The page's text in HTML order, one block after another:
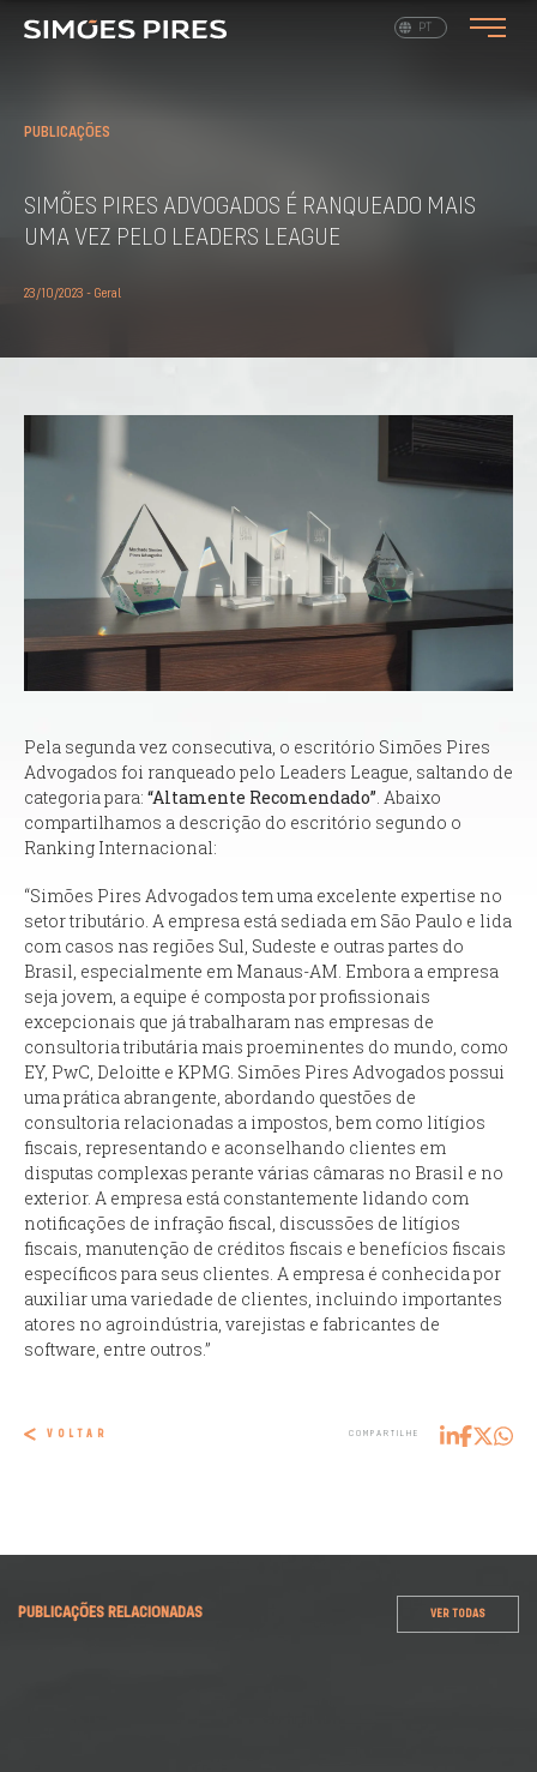
PT
PUBLICAÇÕES
SIMÕES PIRES ADVOGADOS É RANQUEADO MAIS
UMA VEZ PELO LEADERS LEAGUE
23/10/2023 - Geral
Pela segunda vez consecutiva, o escritório Simões Pires
Advogados foi ranqueado pelo Leaders League, saltando de
categoria para: “Altamente Recomendado” . Abaixo
compartilhamos a descrição do escritório segundo o
Ranking Internacional:
“Simões Pires Advogados tem uma excelente expertise no
setor tributário. A empresa está sediada em São Paulo e lida
com casos nas regiões Sul, Sudeste e outras partes do
Brasil, especialmente em Manaus-AM. Embora a empresa
seja jovem, a equipe é composta por profissionais
excepcionais que já trabalharam nas empresas de
consultoria tributária mais proeminentes do mundo, como
EY, PwC, Deloitte e KPMG. Simões Pires Advogados possui
uma prática abrangente, abordando questões de
consultoria relacionadas a impostos, bem como litígios
fiscais, representando e aconselhando clientes em
disputas complexas perante várias câmaras no Brasil e no
exterior. A empresa está constantemente lidando com
notificações de infração fiscal, discussões de litígios
fiscais, manutenção de créditos fiscais e benefícios fiscais
específicos para seus clientes. A empresa é conhecida por
auxiliar uma variedade de clientes, incluindo importantes
atores no agroindústria, varejistas e fabricantes de
software, entre outros.”
VOLTAR COMPARTILHE
PUBLICAÇÕES RELACIONADAS VER TODAS